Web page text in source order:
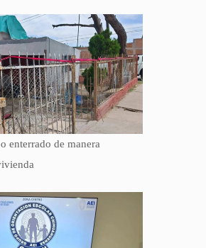
enterrado de manera